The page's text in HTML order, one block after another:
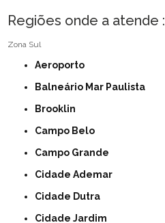
Regiões onde a atende :
Zona Sul
Aeroporto
Balneário Mar Paulista
Brooklin
Campo Belo
Campo Grande
Cidade Ademar
Cidade Dutra
Cidade Jardim